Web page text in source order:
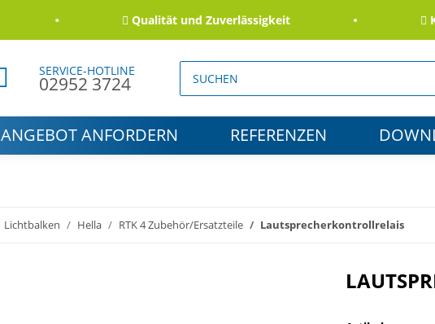
Qualität und Zuverlässigkeit
SERVICE-HOTLINE
02952 3724
ANGEBOT ANFORDERN REFERENZEN
Lichtbalken Hella RTK 4 Zubehör/Ersatzteile Lautsprecherkontrollrelais